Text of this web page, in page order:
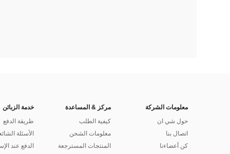
معلومات الشركة
حول شي ان
اتصال بنا
كن أعضاءنا
مركز & المساعدة
كيفية الطلب
معلومات الشحن
المنتجات المسترجعة
خدمة الزبائن
طريقة الدفع
الأسئلة
الدفع عند